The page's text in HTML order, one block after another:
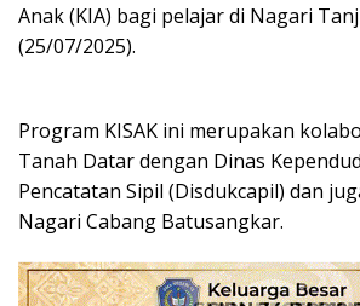
Anak (KIA) bagi pelajar di Nagari
(25/07/2025).
Program KISAK ini merupakan
Tanah Datar dengan Dinas
Pencatatan Sipil (Disdukcapil) dan
Nagari Cabang Batusangkar.